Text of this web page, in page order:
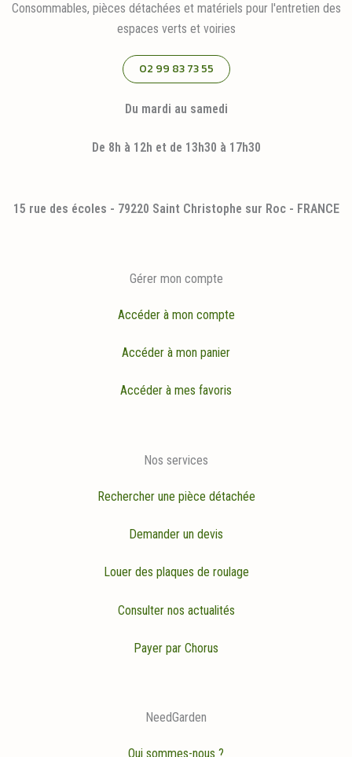
Consommables, pièces détachées et matériels pour l'entretien des
espaces verts et voiries
02 99 83 73 55
Du mardi au samedi
De 8h à 12h et de 13h30 à 17h30
15 rue des écoles - 79220 Saint Christophe sur Roc - FRANCE
Gérer mon compte
Accéder à mon compte
Accéder à mon panier
Accéder à mes favoris
Nos services
Rechercher une pièce détachée
Demander un devis
Louer des plaques de roulage
Consulter nos actualités
Payer par Chorus
NeedGarden
Qui sommes-nous ?